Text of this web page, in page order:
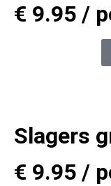
€ 9.95 /
Slagers
€ 9.95 /